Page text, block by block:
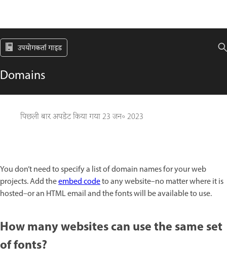
उपयोगकर्ता गाइड
Domains
पिछली बार अपडेट किया गया23 जन॰ 2023
You don’t need to specify a list of domain names for your web
projects. Add theembed codeto any website–no matter where it is
hosted–or an HTML email and the fonts will be available to use.
How many websites can use the same set
of fonts?